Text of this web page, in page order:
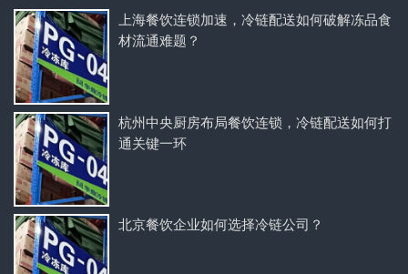
上海餐饮连锁加速，冷链配送如何破解冻品食
材流通难题？
杭州中央厨房布局餐饮连锁，冷链配送如何打
通关键一环
北京餐饮企业如何选择冷链公司？